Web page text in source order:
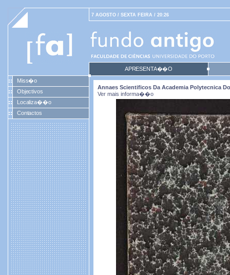
7 AGOSTO / SEXTA FEIRA / 20:26
APRESENTA��O
Miss�o
Objectivos
Localiza��o
Contactos
Annaes Scientificos Da Academia Polytecnica
Ver mais informa��o